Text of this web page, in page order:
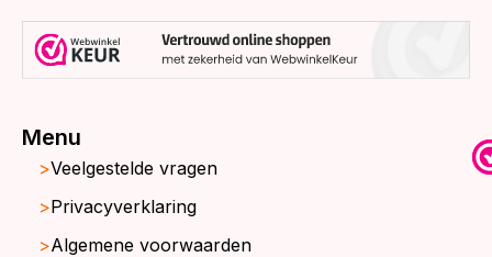
Menu
Veelgestelde vragen
Privacyverklaring
Algemene voorwaarden